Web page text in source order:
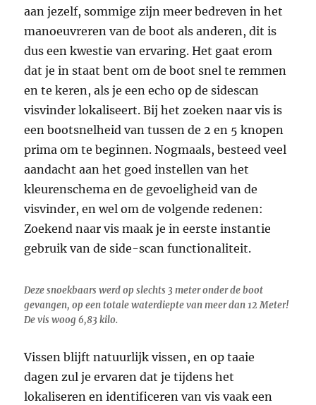
aan jezelf, sommige zijn meer bedreven in het
manoeuvreren van de boot als anderen, dit is
dus een kwestie van ervaring. Het gaat erom
dat je in staat bent om de boot snel te remmen
en te keren, als je een echo op de sidescan
visvinder lokaliseert. Bij het zoeken naar vis is
een bootsnelheid van tussen de 2 en 5 knopen
prima om te beginnen. Nogmaals, besteed veel
aandacht aan het goed instellen van het
kleurenschema en de gevoeligheid van de
visvinder, en wel om de volgende redenen:
Zoekend naar vis maak je in eerste instantie
gebruik van de side-scan functionaliteit.
Deze snoekbaars werd op slechts 3 meter onder de boot
gevangen, op een totale waterdiepte van meer dan 12 Meter!
De vis woog 6,83 kilo.
Vissen blijft natuurlijk vissen, en op taaie
dagen zul je ervaren dat je tijdens het
lokaliseren en identificeren van vis vaak een